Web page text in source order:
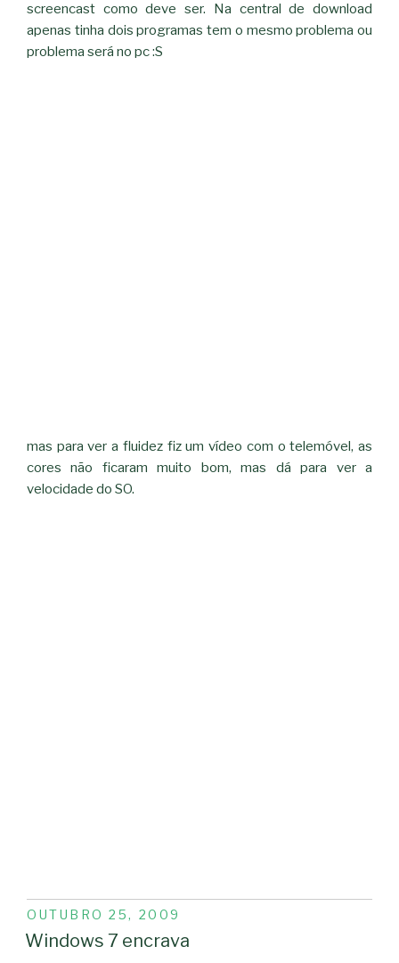
screencast como deve ser. Na central de download
apenas tinha dois programas tem o mesmo problema ou
problema será no pc :S
mas para ver a fluidez fiz um vídeo com o telemóvel, as
cores não ficaram muito bom, mas dá para ver a
velocidade do SO.
PUBLICADO
EM
OUTUBRO 25, 2009
Windows 7 encrava